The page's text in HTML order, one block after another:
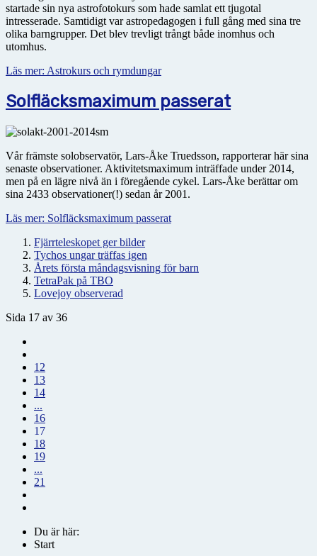
startade sin nya astrofotokurs som hade samlat ett tjugotal
intresserade. Samtidigt var astropedagogen i full gång med sina tre
olika barngrupper. Det blev trevligt trångt både inomhus och
utomhus.
Läs mer: Astrokurs och rymdungar
Solfläcksmaximum passerat
Vår främste solobservatör, Lars-Åke Truedsson, rapporterar här sina
senaste observationer. Aktivitetsmaximum inträffade under 2014,
men på en lägre nivå än i föregående cykel. Lars-Åke berättar om
sina 2433 observationer(!) sedan år 2001.
Läs mer: Solfläcksmaximum passerat
Fjärrteleskopet ger bilder
Tychos ungar träffas igen
Årets första måndagsvisning för barn
TetraPak på TBO
Lovejoy observerad
Sida 17 av 36
12
13
14
...
16
17
18
19
...
21
Du är här:
Start